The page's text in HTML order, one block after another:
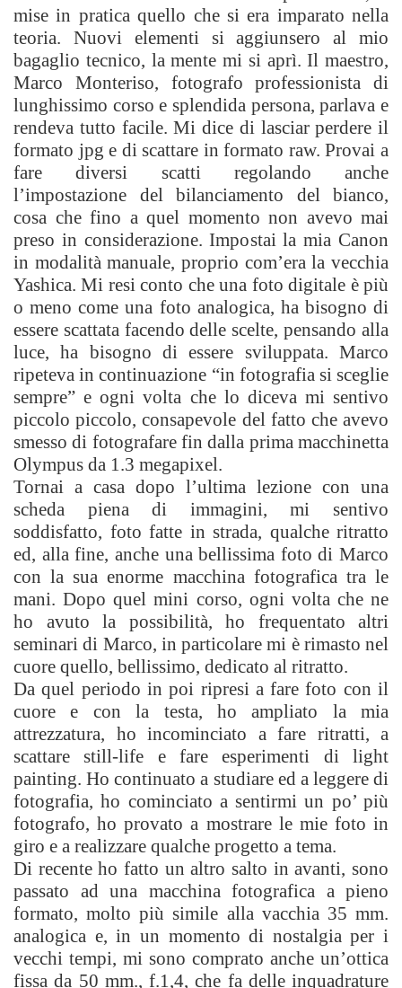
mise in pratica quello che si era imparato nella
teoria. Nuovi elementi si aggiunsero al mio
bagaglio tecnico, la mente mi si aprì. Il maestro,
Marco Monteriso, fotografo professionista di
lunghissimo corso e splendida persona, parlava e
rendeva tutto facile. Mi dice di lasciar perdere il
formato jpg e di scattare in formato raw. Provai a
fare diversi scatti regolando anche
l’impostazione del bilanciamento del bianco,
cosa che fino a quel momento non avevo mai
preso in considerazione. Impostai la mia Canon
in modalità manuale, proprio com’era la vecchia
Yashica. Mi resi conto che una foto digitale è più
o meno come una foto analogica, ha bisogno di
essere scattata facendo delle scelte, pensando alla
luce, ha bisogno di essere sviluppata. Marco
ripeteva in continuazione “in fotografia si sceglie
sempre” e ogni volta che lo diceva mi sentivo
piccolo piccolo, consapevole del fatto che avevo
smesso di fotografare fin dalla prima macchinetta
Olympus da 1.3 megapixel.
Tornai a casa dopo l’ultima lezione con una
scheda piena di immagini, mi sentivo
soddisfatto, foto fatte in strada, qualche ritratto
ed, alla fine, anche una bellissima foto di Marco
con la sua enorme macchina fotografica tra le
mani. Dopo quel mini corso, ogni volta che ne
ho avuto la possibilità, ho frequentato altri
seminari di Marco, in particolare mi è rimasto nel
cuore quello, bellissimo, dedicato al ritratto.
Da quel periodo in poi ripresi a fare foto con il
cuore e con la testa, ho ampliato la mia
attrezzatura, ho incominciato a fare ritratti, a
scattare still-life e fare esperimenti di light
painting. Ho continuato a studiare ed a leggere di
fotografia, ho cominciato a sentirmi un po’ più
fotografo, ho provato a mostrare le mie foto in
giro e a realizzare qualche progetto a tema.
Di recente ho fatto un altro salto in avanti, sono
passato ad una macchina fotografica a pieno
formato, molto più simile alla vacchia 35 mm.
analogica e, in un momento di nostalgia per i
vecchi tempi, mi sono comprato anche un’ottica
fissa da 50 mm., f.1,4, che fa delle inquadrature